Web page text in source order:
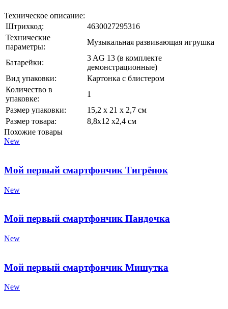
Техническое описание:
Штрихкод:
4630027295316
Технические
параметры:
Музыкальная развивающая игрушка
Батарейки:
3 AG 13 (в комплекте
демонстрационные)
Вид упаковки:
Картонка с блистером
Количество в
упаковке:
1
Размер упаковки:
15,2 х 21 х 2,7 см
Размер товара:
8,8х12 х2,4 см
Похожие товары
New
Мой первый смартфончик Тигрёнок
New
Мой первый смартфончик Пандочка
New
Мой первый смартфончик Мишутка
New